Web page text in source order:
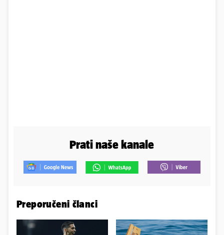
Prati naše kanale
Preporučeni članci